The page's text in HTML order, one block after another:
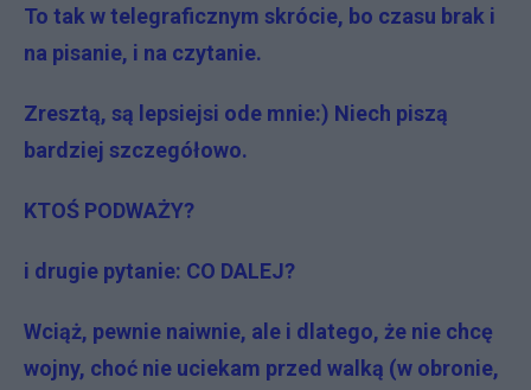
To tak w telegraficznym skrócie, bo czasu brak i
na pisanie, i na czytanie.
Zresztą, są lepsiejsi ode mnie:) Niech piszą
bardziej szczegółowo.
KTOŚ PODWAŻY?
i drugie pytanie: CO DALEJ?
Wciąż, pewnie naiwnie, ale i dlatego, że nie chcę
wojny, choć nie uciekam przed walką (w obronie,